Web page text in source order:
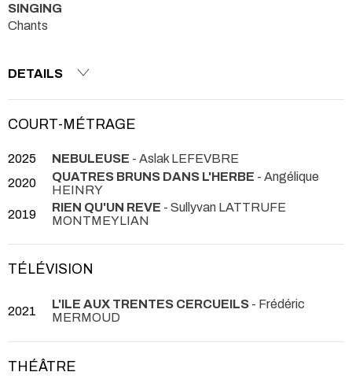
SINGING
Chants
DETAILS
COURT-MÉTRAGE
2025 NEBULEUSE - Aslak LEFEVBRE
2020
QUATRES BRUNS DANS L'HERBE - Angélique
HEINRY
2019
RIEN QU'UN REVE - Sullyvan LATTRUFE
MONTMEYLIAN
TÉLÉVISION
2021 L'ILE AUX TRENTES CERCUEILS - Frédéric
MERMOUD
THÉÂTRE